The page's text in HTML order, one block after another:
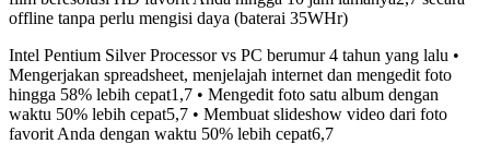
offline tanpa perlu mengisi daya (baterai 35WHr)
Intel Pentium Silver Processor vs PC berumur 4 tahun yang lalu •
Mengerjakan spreadsheet, menjelajah internet dan mengedit foto
hingga 58% lebih cepat1,7 • Mengedit foto satu album dengan
waktu 50% lebih cepat5,7 • Membuat slideshow video dari foto
favorit Anda dengan waktu 50% lebih cepat6,7